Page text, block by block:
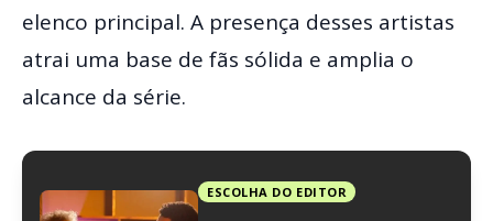
elenco principal. A presença desses artistas
atrai uma base de fãs sólida e amplia o
alcance da série.
ESCOLHA DO EDITOR